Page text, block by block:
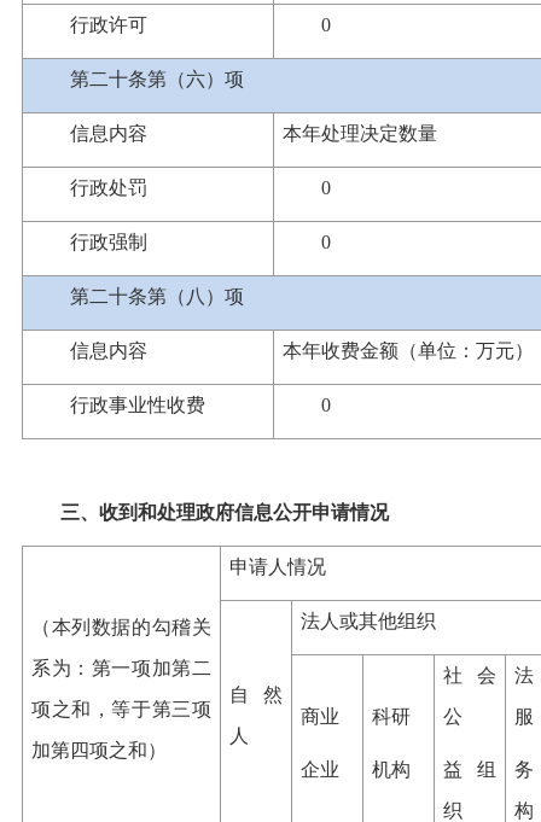
行政许可 0
第二十条第（六）项
信息内容 本年处理决定数量
行政处罚 0
行政强制 0
第二十条第（八）项
信息内容 本年收费金额（单位：万元）
行政事业性收费 0
三、收到和处理政府信息公开申请情况
（本列数据的勾稽关
系为：第一项加第二
项之和，等于第三项
加第四项之和）
申请人情况
自然
人
法人或其他组织
商业
企业
科研
机构
社会
公
益组
织
服
构